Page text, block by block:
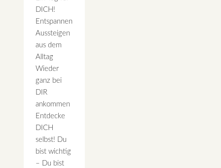
DICH!
Entspannen
Aussteigen
aus dem
Alltag
Wieder
ganz bei
DIR
ankommen
Entdecke
DICH
selbst! Du
bist wichtig
– Du bist